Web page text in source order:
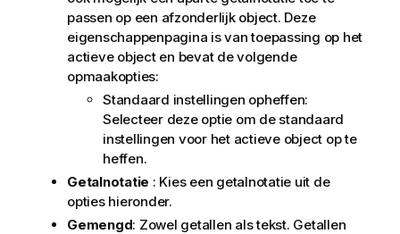
passen op een afzonderlijk object. Deze
eigenschappenpagina is van toepassing op het
actieve object en bevat de volgende
opmaakopties:
Standaard instellingen opheffen:
Selecteer deze optie om de standaard
instellingen voor het actieve object op te
heffen.
Getalnotatie : Kies een getalnotatie uit de
opties hieronder.
Gemengd: Zowel getallen als tekst. Getallen